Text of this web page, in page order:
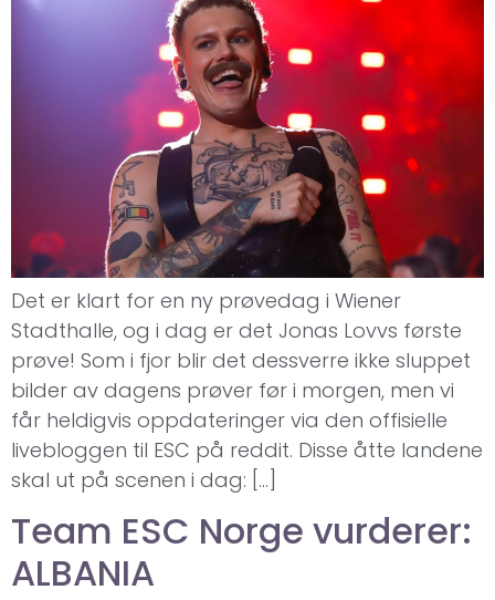
Det er klart for en ny prøvedag i Wiener
Stadthalle, og i dag er det Jonas Lovvs første
prøve! Som i fjor blir det dessverre ikke sluppet
bilder av dagens prøver før i morgen, men vi
får heldigvis oppdateringer via den offisielle
livebloggen til ESC på reddit. Disse åtte landene
skal ut på scenen i dag: […]
Team ESC Norge vurderer:
ALBANIA